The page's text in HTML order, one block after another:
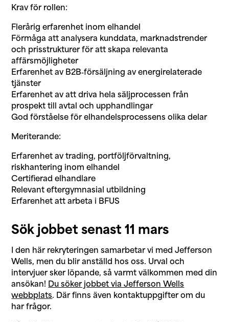
Krav för rollen:
Flerårig erfarenhet inom elhandel
Förmåga att analysera kunddata, marknadstrender
och prisstrukturer för att skapa relevanta
affärsmöjligheter
Erfarenhet av B2B‑försäljning av energirelaterade
tjänster
Erfarenhet av att driva hela säljprocessen från
prospekt till avtal och upphandlingar
God förståelse för elhandelsprocessens olika delar
Meriterande:
Erfarenhet av trading, portföljförvaltning,
riskhantering inom elhandel
Certifierad elhandlare
Relevant eftergymnasial utbildning
Erfarenhet att arbeta i BFUS
Sök jobbet senast 11 mars
I den här rekryteringen samarbetar vi med Jefferson
Wells, men du blir anställd hos oss. Urval och
intervjuer sker löpande, så varmt välkommen med din
ansökan! Du söker jobbet via Jefferson Wells
webbplats. Där finns även kontaktuppgifter om du
har frågor.